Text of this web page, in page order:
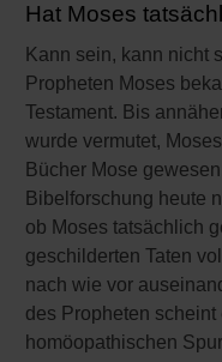
Hat Moses
Kann sein, kann nicht
Propheten Moses
Testament. Bis
wurde vermutet,
Bücher Mose
Bibelforschung heute
ob Moses tatsächlich
geschilderten Taten
nach wie vor
des Propheten
homöopathischen